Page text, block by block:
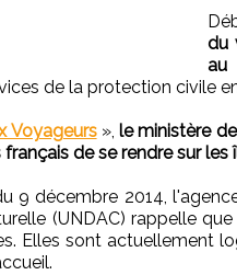
du
au
de la protection civile
Voyageurs»,le ministère
de se rendre sur les
9 décembre 2014,
(UNDAC) rappelle
Elles sont actuellement